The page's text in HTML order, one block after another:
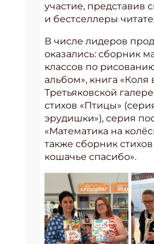
участие, представив
и бестселлеры
В числе лидеров
оказались: сборник
классов по
альбом», книга «Коля
Третьяковской
стихов «Птицы»
эрудишки»), серия
«Математика на
также сборник
кошачье спасибо».